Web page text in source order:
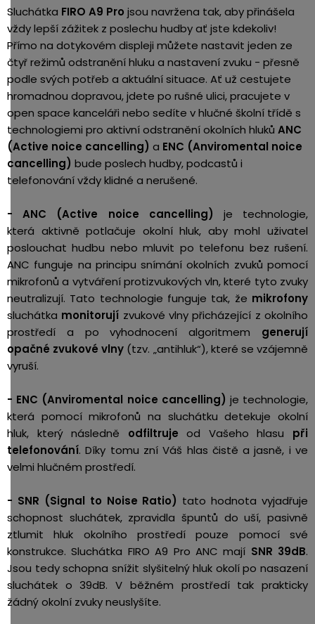
Sluchátka FIRO A9 Pro jsou navržena tak, aby přinášela
vždy lepší zážitek z poslechu hudby ať jste kdekoliv!
Přímo na dotykovém displeji můžete nastavit jeden ze
čtyř režimů odstranění hluku a nastavení zvuku - přesně
podle svých potřeb a aktuální situace. Ať už cestujete
hromadnou dopravou, jdete po rušné ulici, pracujete v
open space kanceláři nebo sedíte v hlučné školní třídě s
technologiemi pro aktivní odstranění okolních hluků ANC
(Active noice cancelling) a ENC (Anviromental noice
cancelling) bude poslech hudby, podcastů i
telefonování vždy klidné a nerušené.
- ANC (Active noice cancelling) je technologie,
která aktivně potlačuje okolní hluk, aby mohl uživatel
poslouchat hudbu nebo mluvit po telefonu bez rušení.
ANC funguje na principu snímání okolních zvuků pomocí
mikrofonů a vytváření protizvukových vln, které tyto zvuky
neutralizují. Tato technologie funguje tak, že mikrofony
sluchátka monitorují zvukové vlny přicházející z okolního
prostředí a po vyhodnocení algoritmem generují
opačné zvukové vlny (tzv. „antihluk“), které se vzájemně
vyruší.
- ENC (Anviromental noice cancelling) je technologie,
která pomocí mikrofonů na sluchátku detekuje okolní
hluk, který následně odfiltruje od Vašeho hlasu při
telefonování. Díky tomu zní Váš hlas čistě a jasně, i ve
velmi hlučném prostředí.
- SNR (Signal to Noise Ratio) tato hodnota vyjadřuje
schopnost sluchátek, zpravidla špuntů do uší, pasivně
ztlumit hluk okolního prostředí pouze pomocí své
konstrukce. Sluchátka FIRO A9 Pro ANC mají SNR 39dB.
Jsou tedy schopna snížit slyšitelný hluk okolí po nasazení
sluchátek o 39dB. V běžném prostředí tak prakticky
žádný okolní zvuky neuslyšíte.